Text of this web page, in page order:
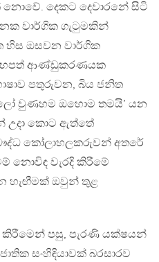
දෙකට දෙවාරනේ සිටි
වාර්ගික ගැටුමකින්
ඔසවන වාර්ගික
ආණ්ඩුකරණයක
පතුරුවන, බිය ජනිත
වුණහම ඔහොම තමයි’ යන
උදා කොට ඇත්තේ
කෝලාහලකරුවන් අතරේ
නොවිඳ වැරදි කිරීමේ
හැඟීමක් ඔවුන් තුළ
කිරීමෙන් පසු, පැරණි යක්ෂයන්
සංහිඳියාවක් බරසාරව